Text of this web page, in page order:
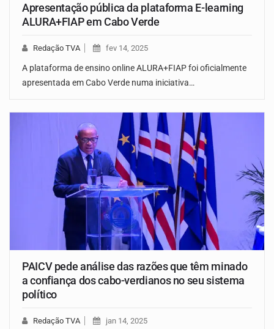
Apresentação pública da plataforma E-learning
ALURA+FIAP em Cabo Verde
Redação TVA fev 14, 2025
A plataforma de ensino online ALURA+FIAP foi oficialmente
apresentada em Cabo Verde numa iniciativa…
PAICV pede análise das razões que têm minado
a confiança dos cabo-verdianos no seu sistema
político
Redação TVA jan 14, 2025